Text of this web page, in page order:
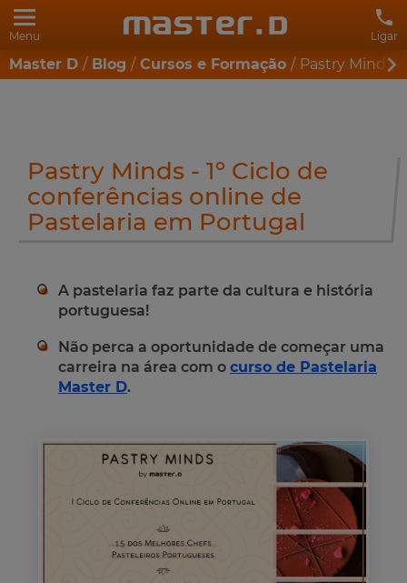
Menu Ligar
Master D Blog Cursos e Formação Pastry Minds
Pastry Minds - 1º Ciclo de
conferências online de
Pastelaria em Portugal
A pastelaria faz parte da cultura e história
portuguesa!
Não perca a oportunidade de começar uma
carreira na área com o curso de Pastelaria
Master D.